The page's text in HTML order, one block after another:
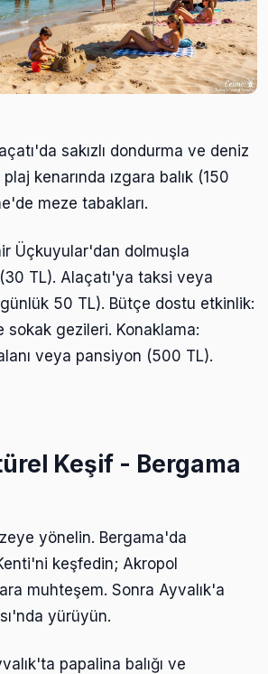
sakızlı dondurma ve deniz
kenarında ızgara balık (150
meze tabakları.
Üçkuyular'dan dolmuşla
TL). Alaçatı'ya taksi veya
50 TL). Bütçe dostu etkinlik:
sokak gezileri. Konaklama:
veya pansiyon (500 TL).
Keşif - Bergama
yönelin. Bergama'da
keşfedin; Akropol
muhteşem. Sonra Ayvalık'a
yürüyün.
papalina balığı ve